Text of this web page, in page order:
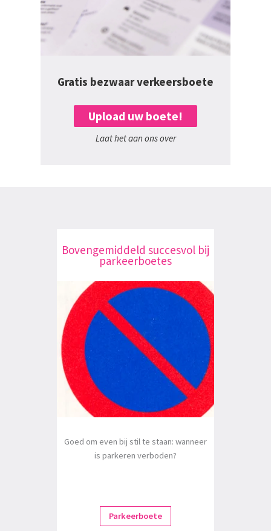
Gratis bezwaar verkeersboete
Upload uw boete!
Laat het aan ons over
Bovengemiddeld succesvol bij
parkeerboetes
Goed om even bij stil te staan: wanneer
is parkeren verboden?
Parkeerboete